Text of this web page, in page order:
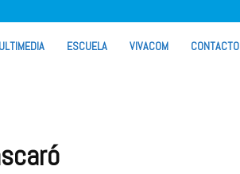
ESCUELA VIVACOM CONTACTO